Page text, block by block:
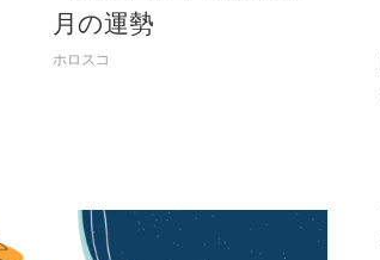
月の運勢
ホロスコ